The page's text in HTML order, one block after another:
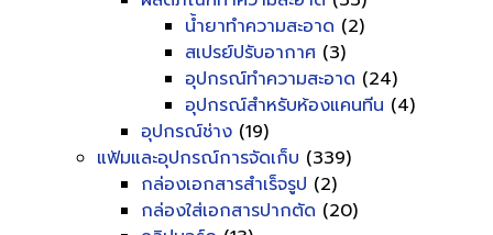
น้ำยาทำความสะอาด (2)
สเปรย์ปรับอากาศ (3)
อุปกรณ์ทำความสะอาด (24)
อุปกรณ์สำหรับห้องแคนทีน (4)
อุปกรณ์ช่าง (19)
แฟ้มและอุปกรณ์การจัดเก็บ (339)
กล่องเอกสารสำเร็จรูป (2)
กล่องใส่เอกสารปากตัด (20)